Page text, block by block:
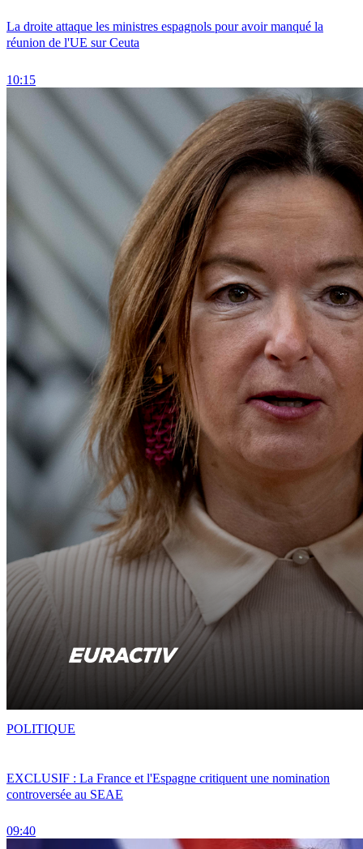
La droite attaque les ministres espagnols pour avoir manqué la
réunion de l'UE sur Ceuta
10:15
EXCLUSIF : La France et l'Espagne critiquent une nomination
controversée au SEAE
09:40
POLITIQUE